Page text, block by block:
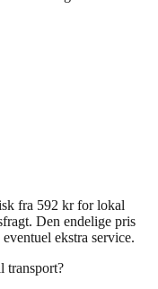
fra 592 kr for lokal
Den endelige pris
ekstra service.
transport?